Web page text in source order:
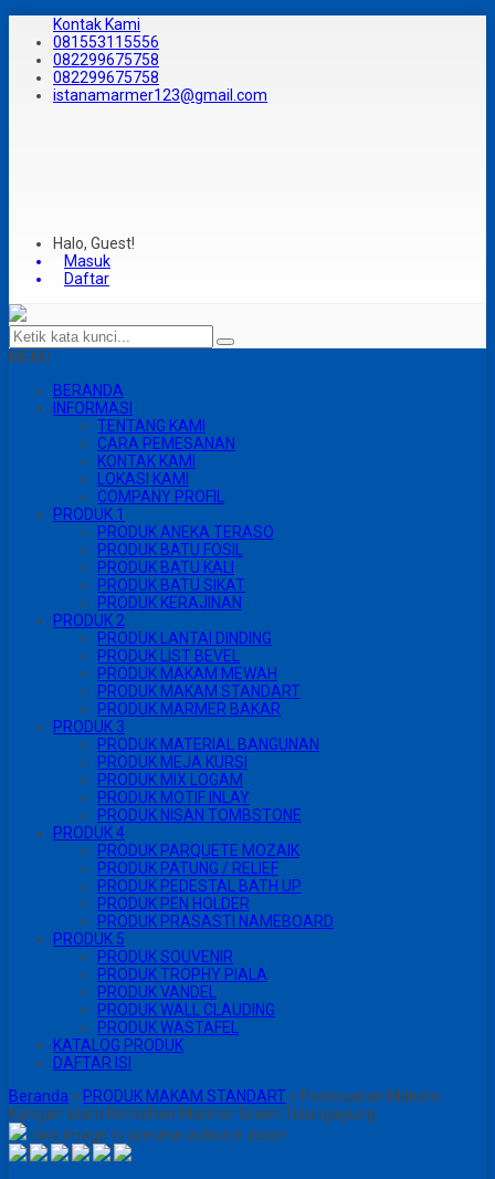
Kontak Kami
081553115556
082299675758
082299675758
istanamarmer123@gmail.com
Halo, Guest!
Masuk
Daftar
MENU
BERANDA
INFORMASI
TENTANG KAMI
CARA PEMESANAN
KONTAK KAMI
LOKASI KAMI
COMPANY PROFIL
PRODUK 1
PRODUK ANEKA TERASO
PRODUK BATU FOSIL
PRODUK BATU KALI
PRODUK BATU SIKAT
PRODUK KERAJINAN
PRODUK 2
PRODUK LANTAI DINDING
PRODUK LIST BEVEL
PRODUK MAKAM MEWAH
PRODUK MAKAM STANDART
PRODUK MARMER BAKAR
PRODUK 3
PRODUK MATERIAL BANGUNAN
PRODUK MEJA KURSI
PRODUK MIX LOGAM
PRODUK MOTIF INLAY
PRODUK NISAN TOMBSTONE
PRODUK 4
PRODUK PARQUETE MOZAIK
PRODUK PATUNG / RELIEF
PRODUK PEDESTAL BATH UP
PRODUK PEN HOLDER
PRODUK PRASASTI NAMEBOARD
PRODUK 5
PRODUK SOUVENIR
PRODUK TROPHY PIALA
PRODUK VANDEL
PRODUK WALL CLAUDING
PRODUK WASTAFEL
KATALOG PRODUK
DAFTAR ISI
Beranda » PRODUK MAKAM STANDART » Pembuatan Makam
Kijingan Islam Berbahan Marmer Granit Tulungagung
click image to preview activate zoom